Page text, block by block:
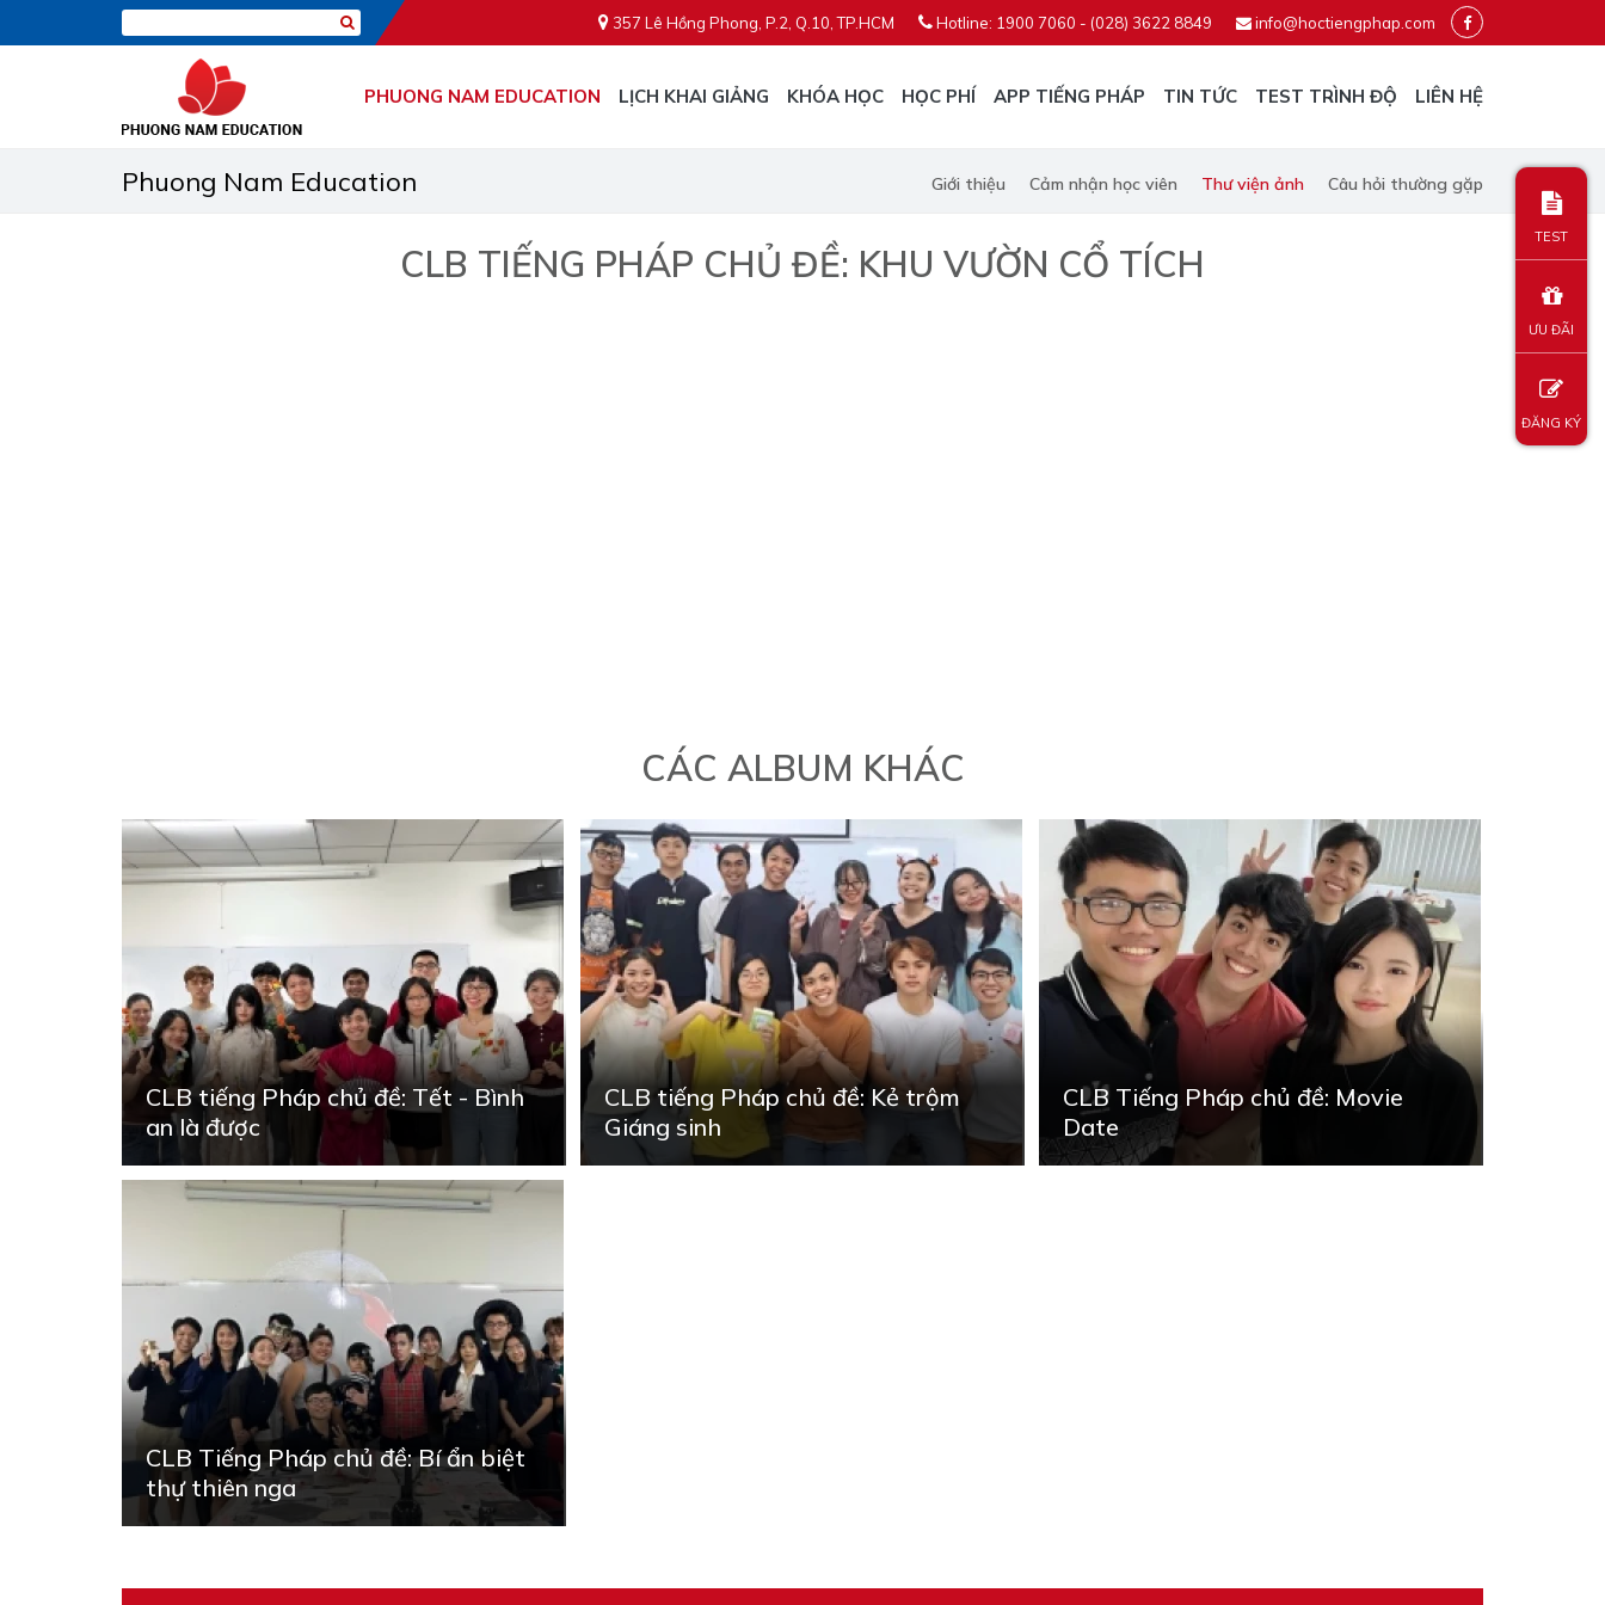
357 Lê Hồng Phong, P.2, Q.10, TP.HCM Hotline: 1900 7060 - (028) 3622 8849 info@hoctiengphap.com
PHUONG NAM EDUCATION LỊCH KHAI GIẢNG KHÓA HỌC HỌC PHÍ APP TIẾNG PHÁP TIN TỨC TEST TRÌNH ĐỘ LIÊN HỆ
Phuong Nam Education Giới thiệu Cảm nhận học viên Thư viện ảnh Câu hỏi thường gặp
CLB TIẾNG PHÁP CHỦ ĐỀ: KHU VƯỜN CỔ TÍCH
CÁC ALBUM KHÁC
CLB tiếng Pháp chủ đề: Tết - Bình
an là được
CLB tiếng Pháp chủ đề: Kẻ trộm
Giáng sinh
CLB Tiếng Pháp chủ đề: Movie
Date
CLB Tiếng Pháp chủ đề: Bí ẩn biệt
thự thiên nga
TEST
ƯU ĐÃI
ĐĂNG KÝ